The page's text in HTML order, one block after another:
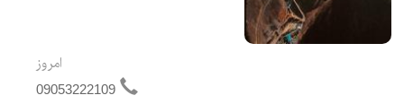
امروز
09053222109